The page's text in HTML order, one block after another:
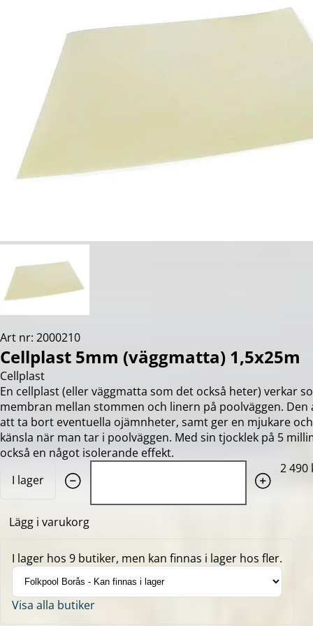
Art nr: 2000210
Cellplast 5mm (väggmatta) 1,5x25m
Cellplast
En cellplast (eller väggmatta som det också heter) verkar
membran mellan stommen och linern på poolväggen. Den
att ta bort eventuella ojämnheter, samt ger en mjukare
känsla när man tar i poolväggen. Med sin tjocklek på 5
också en något isolerande effekt.
I lager
2 490
Lägg i varukorg
I lager hos 9 butiker, men kan finnas i lager hos fler.
Visa alla butiker